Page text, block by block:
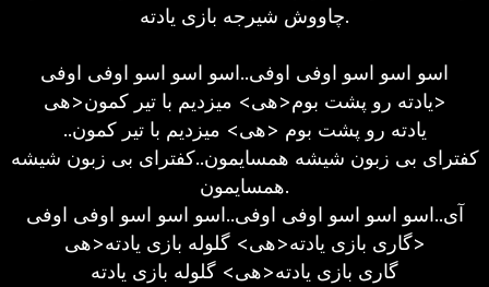
چاووش شیرجه بازی یادته.
اسو اسو اسو اوفی اوفی..اسو اسو اسو اوفی اوفی
یادته رو پشت بوم<هی> میزدیم با تیر کمون<هی>
..یادته رو پشت بوم <هی> میزدیم با تیر کمون
کفترای بی زبون شیشه همسایمون..کفترای بی زبون شیشه
همسایمون.
آی..اسو اسو اسو اوفی اوفی..اسو اسو اسو اوفی اوفی
گاری بازی یادته<هی> گلوله بازی یادته<هی>
گاری بازی یادته<هی> گلوله بازی یادته